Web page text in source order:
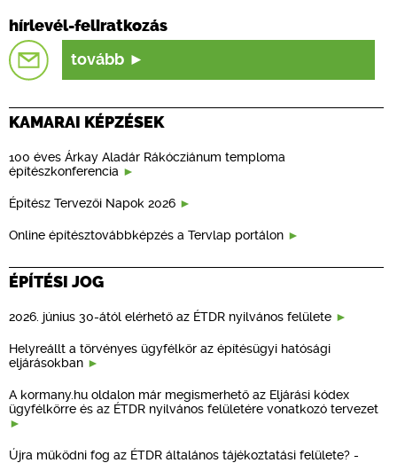
hírlevél-feliratkozás
tovább
KAMARAI KÉPZÉSEK
100 éves Árkay Aladár Rákócziánum temploma
építészkonferencia
Építész Tervezői Napok 2026
Online építésztovábbképzés a Tervlap portálon
ÉPÍTÉSI JOG
2026. június 30-ától elérhető az ÉTDR nyilvános felülete
Helyreállt a törvényes ügyfélkör az építésügyi hatósági
eljárásokban
A kormany.hu oldalon már megismerhető az Eljárási kódex
ügyfélkörre és az ÉTDR nyilvános felületére vonatkozó tervezet
Újra működni fog az ÉTDR általános tájékoztatási felülete? -